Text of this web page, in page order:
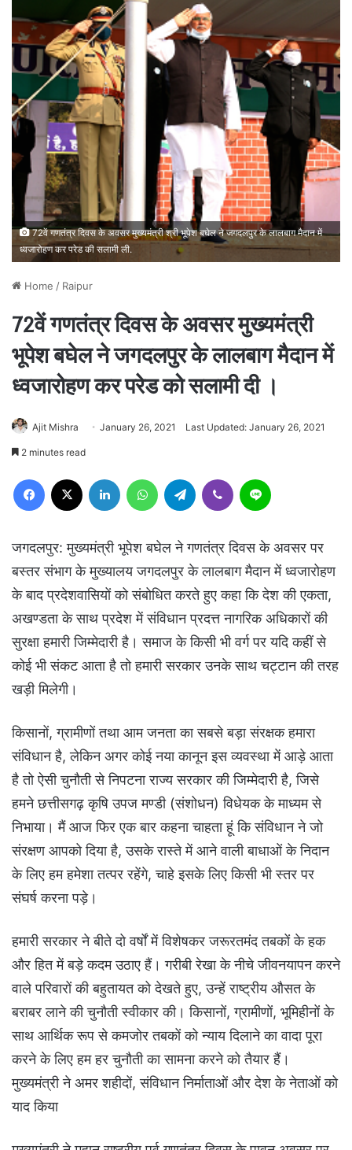
72वें गणतंत्र दिवस के अवसर मुख्यमंत्री श्री भूपेश बघेल ने जगदलपुर के लालबाग मैदान में
ध्वजारोहण कर परेड की सलामी ली.
Home / Raipur
72वें गणतंत्र दिवस के अवसर मुख्यमंत्री
भूपेश बघेल ने जगदलपुर के लालबाग मैदान में
ध्वजारोहण कर परेड को सलामी दी ।
Ajit Mishra January 26, 2021 Last Updated: January 26, 2021
2 minutes read
Facebook LinkedIn WhatsAppTelegram Viber
जगदलपुर: मुख्यमंत्री भूपेश बघेल ने गणतंत्र दिवस के अवसर पर
बस्तर संभाग के मुख्यालय जगदलपुर के लालबाग मैदान में ध्वजारोहण
के बाद प्रदेशवासियों को संबोधित करते हुए कहा कि देश की एकता,
अखण्डता के साथ प्रदेश में संविधान प्रदत्त नागरिक अधिकारों की
सुरक्षा हमारी जिम्मेदारी है। समाज के किसी भी वर्ग पर यदि कहीं से
कोई भी संकट आता है तो हमारी सरकार उनके साथ चट्टान की तरह
खड़ी मिलेगी।
किसानों, ग्रामीणों तथा आम जनता का सबसे बड़ा संरक्षक हमारा
संविधान है, लेकिन अगर कोई नया कानून इस व्यवस्था में आड़े आता
है तो ऐसी चुनौती से निपटना राज्य सरकार की जिम्मेदारी है, जिसे
हमने छत्तीसगढ़ कृषि उपज मण्डी (संशोधन) विधेयक के माध्यम से
निभाया। मैं आज फिर एक बार कहना चाहता हूं कि संविधान ने जो
संरक्षण आपको दिया है, उसके रास्ते में आने वाली बाधाओं के निदान
के लिए हम हमेशा तत्पर रहेंगे, चाहे इसके लिए किसी भी स्तर पर
संघर्ष करना पड़े।
हमारी सरकार ने बीते दो वर्षों में विशेषकर जरूरतमंद तबकों के हक
और हित में बड़े कदम उठाए हैं। गरीबी रेखा के नीचे जीवनयापन करने
वाले परिवारों की बहुतायत को देखते हुए, उन्हें राष्ट्रीय औसत के
बराबर लाने की चुनौती स्वीकार की। किसानों, ग्रामीणों, भूमिहीनों के
साथ आर्थिक रूप से कमजोर तबकों को न्याय दिलाने का वादा पूरा
करने के लिए हम हर चुनौती का सामना करने को तैयार हैं।
मुख्यमंत्री ने अमर शहीदों, संविधान निर्माताओं और देश के नेताओं को
याद किया